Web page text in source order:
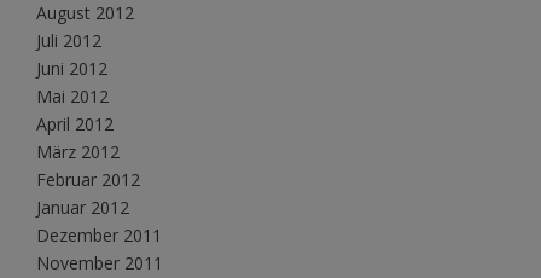
August 2012
Juli 2012
Juni 2012
Mai 2012
April 2012
März 2012
Februar 2012
Januar 2012
Dezember 2011
November 2011